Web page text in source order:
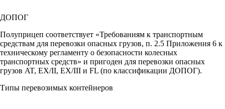
ДОПОГ
Полуприцеп соответствует «Требованиям к транспортным
средствам для перевозки опасных грузов, п. 2.5 Приложения 6 к
техническому регламенту о безопасности колесных
транспортных средств» и пригоден для перевозки опасных
грузов AT, EX/II, EX/III и FL (по классификации ДОПОГ).
Типы перевозимых контейнеров